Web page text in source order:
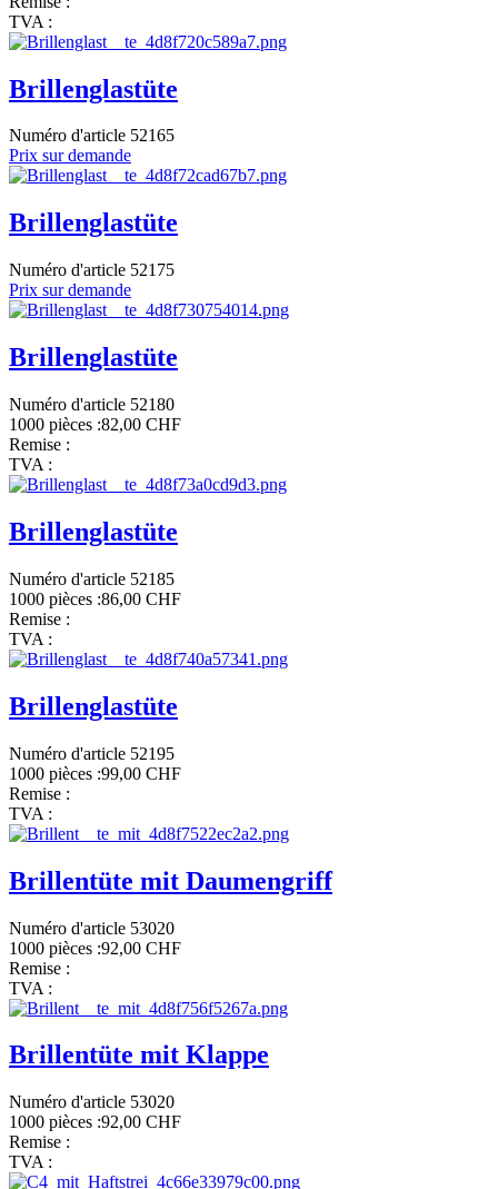
TVA :
Brillenglastüte
Numéro d'article 52165
Prix sur demande
Brillenglastüte
Numéro d'article 52175
Prix sur demande
Brillenglastüte
Numéro d'article 52180
1000 pièces :82,00 CHF
Remise :
TVA :
Brillenglastüte
Numéro d'article 52185
1000 pièces :86,00 CHF
Remise :
TVA :
Brillenglastüte
Numéro d'article 52195
1000 pièces :99,00 CHF
Remise :
TVA :
Brillentüte mit Daumengriff
Numéro d'article 53020
1000 pièces :92,00 CHF
Remise :
TVA :
Brillentüte mit Klappe
Numéro d'article 53020
1000 pièces :92,00 CHF
Remise :
TVA :